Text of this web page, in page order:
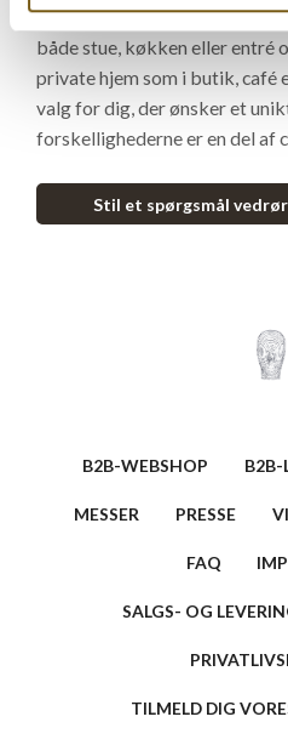
funktionel opbygning.
både stue, køkken eller entré
private hjem som i butik, café
valg for dig, der ønsker et
forskellighederne er en del af
Stil et spørgsmål
B2B-WEBSHOP B2B-
MESSER PRESSE
FAQ
SALGS- OG
TILMELD DIG